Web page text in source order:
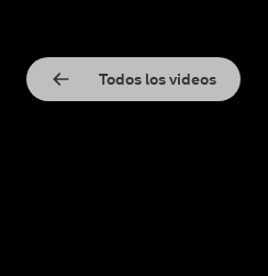
Todos los videos